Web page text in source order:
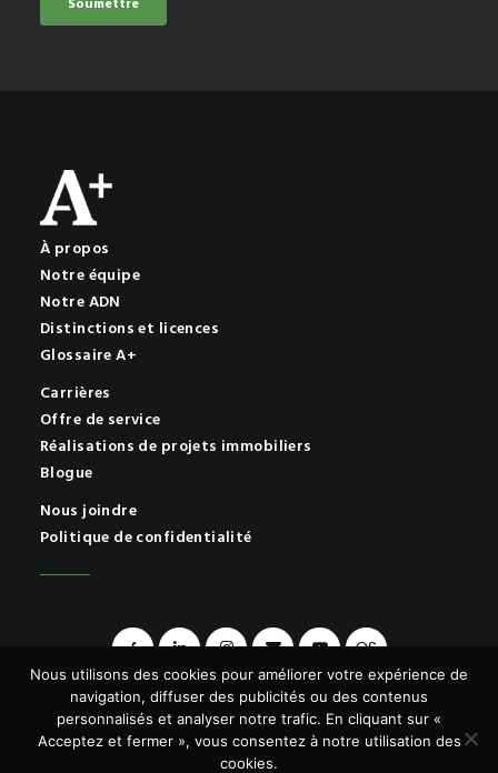
À propos
Notre équipe
Notre ADN
Distinctions et licences
Glossaire A+
Carrières
Offre de service
Réalisations de projets immobiliers
Blogue
Nous joindre
Politique de confidentialité
OS
© 2026 A+ | Tous droits réservés.
Nous utilisons des cookies pour améliorer votre expérience de
navigation, diffuser des publicités ou des contenus
personnalisés et analyser notre trafic. En cliquant sur «
Acceptez et fermer », vous consentez à notre utilisation des
cookies.